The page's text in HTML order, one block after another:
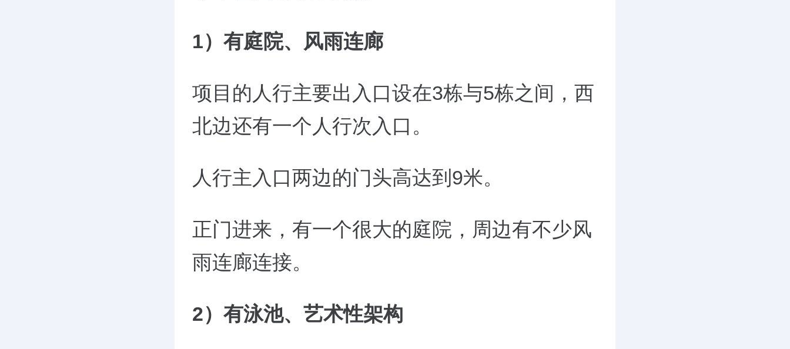
1）有庭院、风雨连廊
项目的人行主要出入口设在3栋与5栋之间，西
北边还有一个人行次入口。
人行主入口两边的门头高达到 9米。
正门进来，有一个很大的庭院，周边有不少风
雨连廊连接。
2）有泳池、艺术性架构